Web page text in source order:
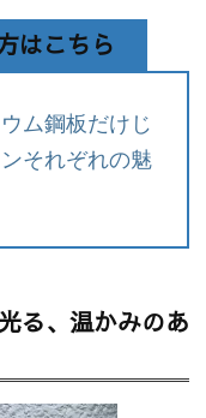
はこちら
ム鋼板だけじ
それぞれの魅
る、温かみのあ